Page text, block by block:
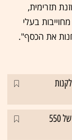
תזרימית,
בעלי
את הכסף".
גד זאבי במגעים לרכישת קבוצת גדות לפי שווי של 550